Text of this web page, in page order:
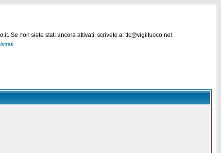
Se non siete stati ancora attivati, scrivete a: tlc@vigilfuoco.net